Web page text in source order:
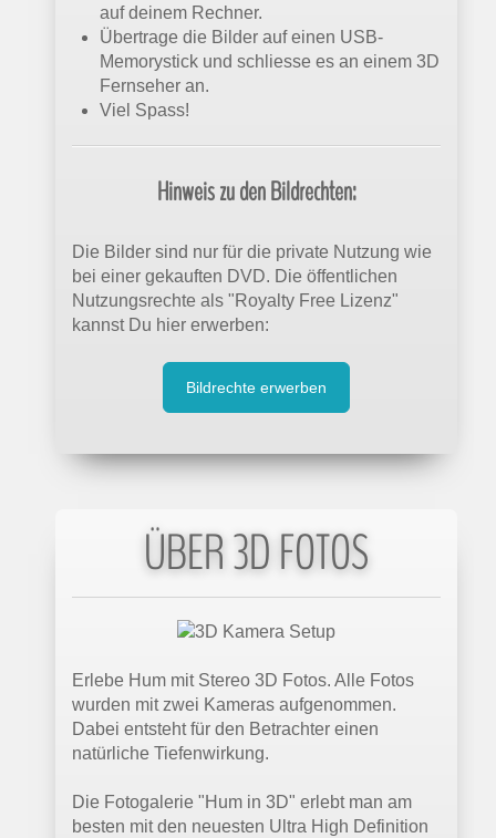
auf deinem Rechner.
Übertrage die Bilder auf einen USB-
Memorystick und schliesse es an einem 3D
Fernseher an.
Viel Spass!
Hinweis zu den Bildrechten:
Die Bilder sind nur für die private Nutzung wie
bei einer gekauften DVD. Die öffentlichen
Nutzungsrechte als "Royalty Free Lizenz"
kannst Du hier erwerben:
Bildrechte erwerben
ÜBER 3D FOTOS
Erlebe Hum mit Stereo 3D Fotos. Alle Fotos
wurden mit zwei Kameras aufgenommen.
Dabei entsteht für den Betrachter einen
natürliche Tiefenwirkung.
Die Fotogalerie "Hum in 3D" erlebt man am
besten mit den neuesten Ultra High Definition